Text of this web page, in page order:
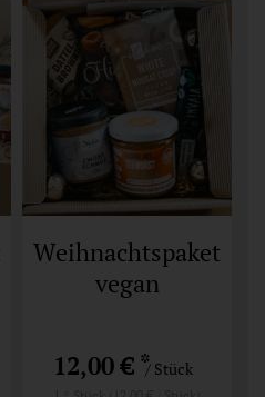
Weihnachtspaket
vegan
12,00 €*/ Stück